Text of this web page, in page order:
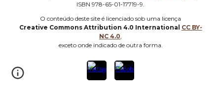
ISBN 978-65-01-17719-9.
O conteúdo deste site é licenciado sob uma licença
Creative Commons Attribution 4.0 International CC BY-
NC 4.0
exceto onde indicado de outra forma